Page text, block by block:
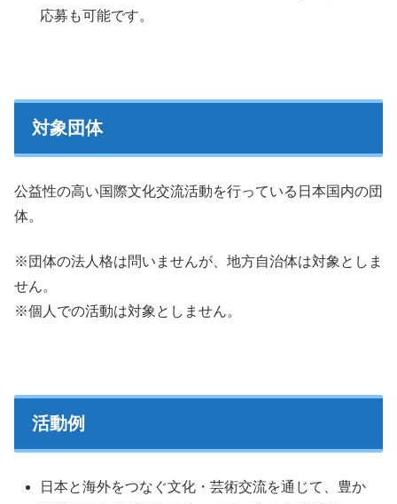
応募も可能です。
対象団体
公益性の高い国際文化交流活動を行っている日本国内の団
体。
※ 団体の法人格は問いませんが、地方自治体は対象としま
せん。
※個人での活動は対象としません。
活動例
日本と海外をつなぐ文化・芸術交流を通じて、豊か